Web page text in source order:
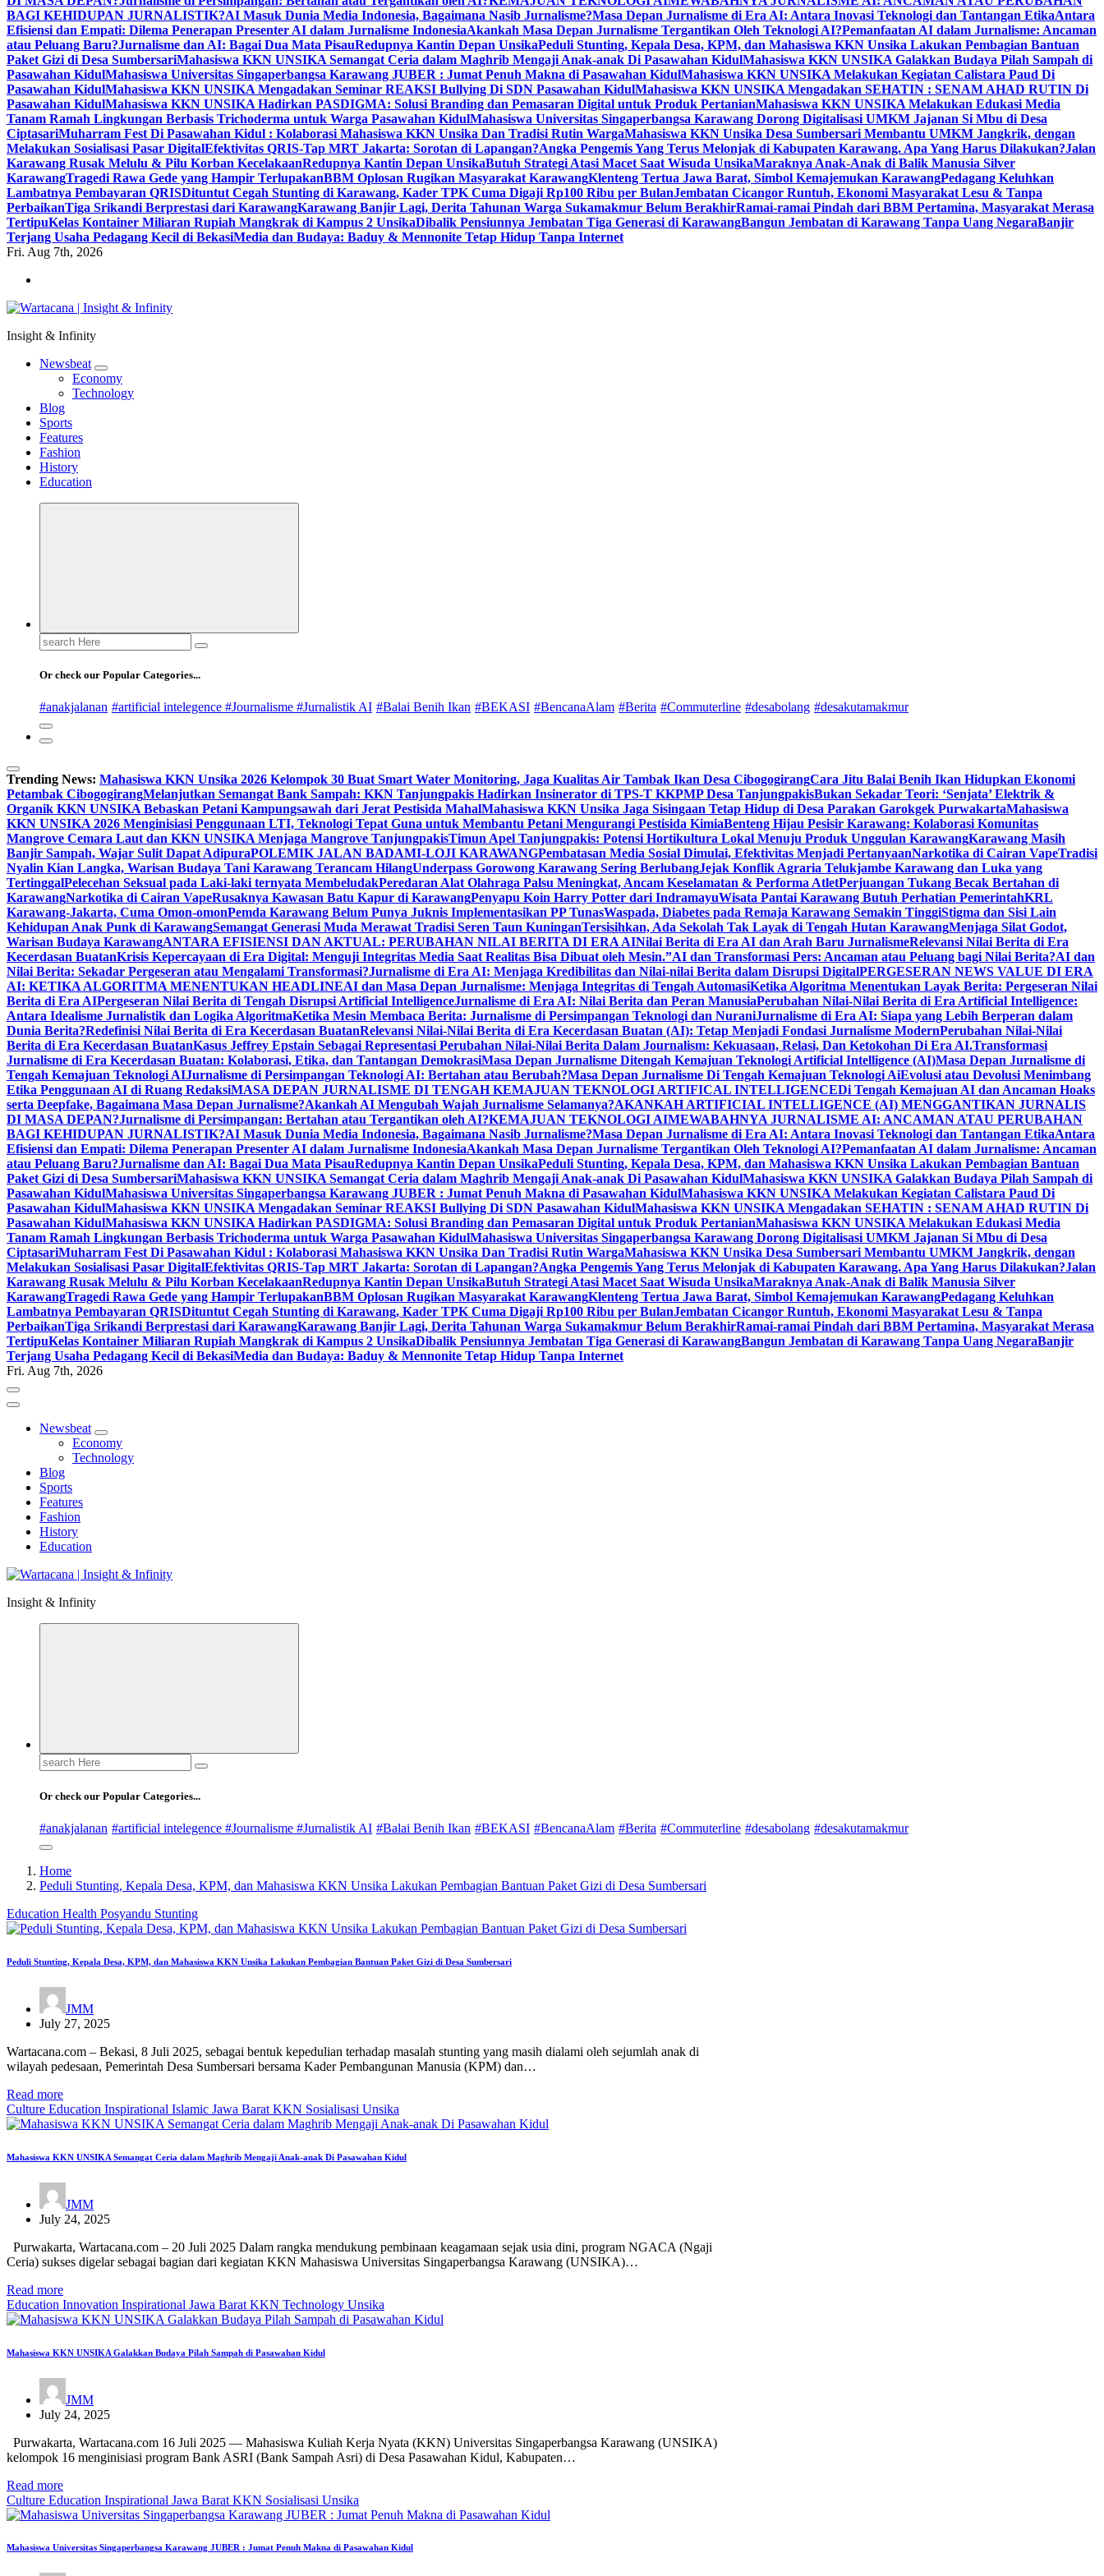
BAGI KEHIDUPAN JURNALISTIK?AI Masuk Dunia Media Indonesia, Bagaimana Nasib Jurnalisme?Masa Depan Jurnalisme di Era AI: Antara Inovasi Teknologi dan Tantangan EtikaAntara
Efisiensi dan Empati: Dilema Penerapan Presenter AI dalam Jurnalisme IndonesiaAkankah Masa Depan Jurnalisme Tergantikan Oleh Teknologi AI?Pemanfaatan AI dalam Jurnalisme: Ancaman
atau Peluang Baru?Jurnalisme dan AI: Bagai Dua Mata PisauRedupnya Kantin Depan UnsikaPeduli Stunting, Kepala Desa, KPM, dan Mahasiswa KKN Unsika Lakukan Pembagian Bantuan
Paket Gizi di Desa SumbersariMahasiswa KKN UNSIKA Semangat Ceria dalam Maghrib Mengaji Anak-anak Di Pasawahan KidulMahasiswa KKN UNSIKA Galakkan Budaya Pilah Sampah di
Pasawahan KidulMahasiswa Universitas Singaperbangsa Karawang JUBER : Jumat Penuh Makna di Pasawahan KidulMahasiswa KKN UNSIKA Melakukan Kegiatan Calistara Paud Di
Pasawahan KidulMahasiswa KKN UNSIKA Mengadakan Seminar REAKSI Bullying Di SDN Pasawahan KidulMahasiswa KKN UNSIKA Mengadakan SEHATIN : SENAM AHAD RUTIN Di
Pasawahan KidulMahasiswa KKN UNSIKA Hadirkan PASDIGMA: Solusi Branding dan Pemasaran Digital untuk Produk PertanianMahasiswa KKN UNSIKA Melakukan Edukasi Media
Tanam Ramah Lingkungan Berbasis Trichoderma untuk Warga Pasawahan KidulMahasiswa Universitas Singaperbangsa Karawang Dorong Digitalisasi UMKM Jajanan Si Mbu di Desa
CiptasariMuharram Fest Di Pasawahan Kidul : Kolaborasi Mahasiswa KKN Unsika Dan Tradisi Rutin WargaMahasiswa KKN Unsika Desa Sumbersari Membantu UMKM Jangkrik, dengan
Melakukan Sosialisasi Pasar DigitalEfektivitas QRIS-Tap MRT Jakarta: Sorotan di Lapangan?Angka Pengemis Yang Terus Melonjak di Kabupaten Karawang. Apa Yang Harus Dilakukan?Jalan
Karawang Rusak Melulu & Pilu Korban KecelakaanRedupnya Kantin Depan UnsikaButuh Strategi Atasi Macet Saat Wisuda UnsikaMaraknya Anak-Anak di Balik Manusia Silver
KarawangTragedi Rawa Gede yang Hampir TerlupakanBBM Oplosan Rugikan Masyarakat KarawangKlenteng Tertua Jawa Barat, Simbol Kemajemukan KarawangPedagang Keluhkan
Lambatnya Pembayaran QRISDituntut Cegah Stunting di Karawang, Kader TPK Cuma Digaji Rp100 Ribu per BulanJembatan Cicangor Runtuh, Ekonomi Masyarakat Lesu & Tanpa
PerbaikanTiga Srikandi Berprestasi dari KarawangKarawang Banjir Lagi, Derita Tahunan Warga Sukamakmur Belum BerakhirRamai-ramai Pindah dari BBM Pertamina, Masyarakat Merasa
TertipuKelas Kontainer Miliaran Rupiah Mangkrak di Kampus 2 UnsikaDibalik Pensiunnya Jembatan Tiga Generasi di KarawangBangun Jembatan di Karawang Tanpa Uang NegaraBanjir
Terjang Usaha Pedagang Kecil di BekasiMedia dan Budaya: Baduy & Mennonite Tetap Hidup Tanpa Internet
Fri. Aug 7th, 2026
Insight & Infinity
Newsbeat
Economy
Technology
Blog
Sports
Features
Fashion
History
Education
Search
for:
Or check our Popular Categories...
#anakjalanan #artificial intelegence #Journalisme #Jurnalistik AI #Balai Benih Ikan #BEKASI #BencanaAlam #Berita #Commuterline #desabolang #desakutamakmur
Trending News: Mahasiswa KKN Unsika 2026 Kelompok 30 Buat Smart Water Monitoring, Jaga Kualitas Air Tambak Ikan Desa CibogogirangCara Jitu Balai Benih Ikan Hidupkan Ekonomi
Petambak CibogogirangMelanjutkan Semangat Bank Sampah: KKN Tanjungpakis Hadirkan Insinerator di TPS-T KKPMP Desa TanjungpakisBukan Sekadar Teori: ‘Senjata’ Elektrik &
Organik KKN UNSIKA Bebaskan Petani Kampungsawah dari Jerat Pestisida MahalMahasiswa KKN Unsika Jaga Sisingaan Tetap Hidup di Desa Parakan Garokgek PurwakartaMahasiswa
KKN UNSIKA 2026 Menginisiasi Penggunaan LTI, Teknologi Tepat Guna untuk Membantu Petani Mengurangi Pestisida KimiaBenteng Hijau Pesisir Karawang: Kolaborasi Komunitas
Mangrove Cemara Laut dan KKN UNSIKA Menjaga Mangrove TanjungpakisTimun Apel Tanjungpakis: Potensi Hortikultura Lokal Menuju Produk Unggulan KarawangKarawang Masih
Banjir Sampah, Wajar Sulit Dapat AdipuraPOLEMIK JALAN BADAMI-LOJI KARAWANGPembatasan Media Sosial Dimulai, Efektivitas Menjadi PertanyaanNarkotika di Cairan VapeTradisi
Nyalin Kian Langka, Warisan Budaya Tani Karawang Terancam HilangUnderpass Gorowong Karawang Sering BerlubangJejak Konflik Agraria Telukjambe Karawang dan Luka yang
TertinggalPelecehan Seksual pada Laki-laki ternyata MembeludakPeredaran Alat Olahraga Palsu Meningkat, Ancam Keselamatan & Performa AtletPerjuangan Tukang Becak Bertahan di
KarawangNarkotika di Cairan VapeRusaknya Kawasan Batu Kapur di KarawangPenyapu Koin Harry Potter dari IndramayuWisata Pantai Karawang Butuh Perhatian PemerintahKRL
Karawang-Jakarta, Cuma Omon-omonPemda Karawang Belum Punya Juknis Implementasikan PP TunasWaspada, Diabetes pada Remaja Karawang Semakin TinggiStigma dan Sisi Lain
Kehidupan Anak Punk di KarawangSemangat Generasi Muda Merawat Tradisi Seren Taun KuninganTersisihkan, Ada Sekolah Tak Layak di Tengah Hutan KarawangMenjaga Silat Godot,
Warisan Budaya KarawangANTARA EFISIENSI DAN AKTUAL: PERUBAHAN NILAI BERITA DI ERA AINilai Berita di Era AI dan Arah Baru JurnalismeRelevansi Nilai Berita di Era
Kecerdasan BuatanKrisis Kepercayaan di Era Digital: Menguji Integritas Media Saat Realitas Bisa Dibuat oleh Mesin.”AI dan Transformasi Pers: Ancaman atau Peluang bagi Nilai Berita?AI dan
Nilai Berita: Sekadar Pergeseran atau Mengalami Transformasi?Jurnalisme di Era AI: Menjaga Kredibilitas dan Nilai-nilai Berita dalam Disrupsi DigitalPERGESERAN NEWS VALUE DI ERA
AI: KETIKA ALGORITMA MENENTUKAN HEADLINEAI dan Masa Depan Jurnalisme: Menjaga Integritas di Tengah AutomasiKetika Algoritma Menentukan Layak Berita: Pergeseran Nilai
Berita di Era AIPergeseran Nilai Berita di Tengah Disrupsi Artificial IntelligenceJurnalisme di Era AI: Nilai Berita dan Peran ManusiaPerubahan Nilai-Nilai Berita di Era Artificial Intelligence:
Antara Idealisme Jurnalistik dan Logika AlgoritmaKetika Mesin Membaca Berita: Jurnalisme di Persimpangan Teknologi dan NuraniJurnalisme di Era AI: Siapa yang Lebih Berperan dalam
Dunia Berita?Redefinisi Nilai Berita di Era Kecerdasan BuatanRelevansi Nilai-Nilai Berita di Era Kecerdasan Buatan (AI): Tetap Menjadi Fondasi Jurnalisme ModernPerubahan Nilai-Nilai
Berita di Era Kecerdasan BuatanKasus Jeffrey Epstain Sebagai Representasi Perubahan Nilai-Nilai Berita Dalam Journalism: Kekuasaan, Relasi, Dan Ketokohan Di Era AI.Transformasi
Jurnalisme di Era Kecerdasan Buatan: Kolaborasi, Etika, dan Tantangan DemokrasiMasa Depan Jurnalisme Ditengah Kemajuan Teknologi Artificial Intelligence (AI)Masa Depan Jurnalisme di
Tengah Kemajuan Teknologi AIJurnalisme di Persimpangan Teknologi AI: Bertahan atau Berubah?Masa Depan Jurnalisme Di Tengah Kemajuan Teknologi AiEvolusi atau Devolusi Menimbang
Etika Penggunaan AI di Ruang RedaksiMASA DEPAN JURNALISME DI TENGAH KEMAJUAN TEKNOLOGI ARTIFICAL INTELLIGENCEDi Tengah Kemajuan AI dan Ancaman Hoaks
serta Deepfake, Bagaimana Masa Depan Jurnalisme?Akankah AI Mengubah Wajah Jurnalisme Selamanya?AKANKAH ARTIFICIAL INTELLIGENCE (AI) MENGGANTIKAN JURNALIS
DI MASA DEPAN?Jurnalisme di Persimpangan: Bertahan atau Tergantikan oleh AI?KEMAJUAN TEKNOLOGI AIMEWABAHNYA JURNALISME AI: ANCAMAN ATAU PERUBAHAN
BAGI KEHIDUPAN JURNALISTIK?AI Masuk Dunia Media Indonesia, Bagaimana Nasib Jurnalisme?Masa Depan Jurnalisme di Era AI: Antara Inovasi Teknologi dan Tantangan EtikaAntara
Efisiensi dan Empati: Dilema Penerapan Presenter AI dalam Jurnalisme IndonesiaAkankah Masa Depan Jurnalisme Tergantikan Oleh Teknologi AI?Pemanfaatan AI dalam Jurnalisme: Ancaman
atau Peluang Baru?Jurnalisme dan AI: Bagai Dua Mata PisauRedupnya Kantin Depan UnsikaPeduli Stunting, Kepala Desa, KPM, dan Mahasiswa KKN Unsika Lakukan Pembagian Bantuan
Paket Gizi di Desa SumbersariMahasiswa KKN UNSIKA Semangat Ceria dalam Maghrib Mengaji Anak-anak Di Pasawahan KidulMahasiswa KKN UNSIKA Galakkan Budaya Pilah Sampah di
Pasawahan KidulMahasiswa Universitas Singaperbangsa Karawang JUBER : Jumat Penuh Makna di Pasawahan KidulMahasiswa KKN UNSIKA Melakukan Kegiatan Calistara Paud Di
Pasawahan KidulMahasiswa KKN UNSIKA Mengadakan Seminar REAKSI Bullying Di SDN Pasawahan KidulMahasiswa KKN UNSIKA Mengadakan SEHATIN : SENAM AHAD RUTIN Di
Pasawahan KidulMahasiswa KKN UNSIKA Hadirkan PASDIGMA: Solusi Branding dan Pemasaran Digital untuk Produk PertanianMahasiswa KKN UNSIKA Melakukan Edukasi Media
Tanam Ramah Lingkungan Berbasis Trichoderma untuk Warga Pasawahan KidulMahasiswa Universitas Singaperbangsa Karawang Dorong Digitalisasi UMKM Jajanan Si Mbu di Desa
CiptasariMuharram Fest Di Pasawahan Kidul : Kolaborasi Mahasiswa KKN Unsika Dan Tradisi Rutin WargaMahasiswa KKN Unsika Desa Sumbersari Membantu UMKM Jangkrik, dengan
Melakukan Sosialisasi Pasar DigitalEfektivitas QRIS-Tap MRT Jakarta: Sorotan di Lapangan?Angka Pengemis Yang Terus Melonjak di Kabupaten Karawang. Apa Yang Harus Dilakukan?Jalan
Karawang Rusak Melulu & Pilu Korban KecelakaanRedupnya Kantin Depan UnsikaButuh Strategi Atasi Macet Saat Wisuda UnsikaMaraknya Anak-Anak di Balik Manusia Silver
KarawangTragedi Rawa Gede yang Hampir TerlupakanBBM Oplosan Rugikan Masyarakat KarawangKlenteng Tertua Jawa Barat, Simbol Kemajemukan KarawangPedagang Keluhkan
Lambatnya Pembayaran QRISDituntut Cegah Stunting di Karawang, Kader TPK Cuma Digaji Rp100 Ribu per BulanJembatan Cicangor Runtuh, Ekonomi Masyarakat Lesu & Tanpa
PerbaikanTiga Srikandi Berprestasi dari KarawangKarawang Banjir Lagi, Derita Tahunan Warga Sukamakmur Belum BerakhirRamai-ramai Pindah dari BBM Pertamina, Masyarakat Merasa
TertipuKelas Kontainer Miliaran Rupiah Mangkrak di Kampus 2 UnsikaDibalik Pensiunnya Jembatan Tiga Generasi di KarawangBangun Jembatan di Karawang Tanpa Uang NegaraBanjir
Terjang Usaha Pedagang Kecil di BekasiMedia dan Budaya: Baduy & Mennonite Tetap Hidup Tanpa Internet
Fri. Aug 7th, 2026
Newsbeat
Economy
Technology
Blog
Sports
Features
Fashion
History
Education
Insight & Infinity
Search
for:
Or check our Popular Categories...
#anakjalanan #artificial intelegence #Journalisme #Jurnalistik AI #Balai Benih Ikan #BEKASI #BencanaAlam #Berita #Commuterline #desabolang #desakutamakmur
Home
Peduli Stunting, Kepala Desa, KPM, dan Mahasiswa KKN Unsika Lakukan Pembagian Bantuan Paket Gizi di Desa Sumbersari
Education Health Posyandu Stunting
Peduli Stunting, Kepala Desa, KPM, dan Mahasiswa KKN Unsika Lakukan Pembagian Bantuan Paket Gizi di Desa Sumbersari
JMM
July 27, 2025
Wartacana.com – Bekasi, 8 Juli 2025, sebagai bentuk kepedulian terhadap masalah stunting yang masih dialami oleh sejumlah anak di
wilayah pedesaan, Pemerintah Desa Sumbersari bersama Kader Pembangunan Manusia (KPM) dan…
Read more
Culture Education Inspirational Islamic Jawa Barat KKN Sosialisasi Unsika
Mahasiswa KKN UNSIKA Semangat Ceria dalam Maghrib Mengaji Anak-anak Di Pasawahan Kidul
JMM
July 24, 2025
Purwakarta, Wartacana.com – 20 Juli 2025 Dalam rangka mendukung pembinaan keagamaan sejak usia dini, program NGACA (Ngaji
Ceria) sukses digelar sebagai bagian dari kegiatan KKN Mahasiswa Universitas Singaperbangsa Karawang (UNSIKA)…
Read more
Education Innovation Inspirational Jawa Barat KKN Technology Unsika
Mahasiswa KKN UNSIKA Galakkan Budaya Pilah Sampah di Pasawahan Kidul
JMM
July 24, 2025
Purwakarta, Wartacana.com 16 Juli 2025 — Mahasiswa Kuliah Kerja Nyata (KKN) Universitas Singaperbangsa Karawang (UNSIKA)
kelompok 16 menginisiasi program Bank ASRI (Bank Sampah Asri) di Desa Pasawahan Kidul, Kabupaten…
Read more
Culture Education Inspirational Jawa Barat KKN Sosialisasi Unsika
Mahasiswa Universitas Singaperbangsa Karawang JUBER : Jumat Penuh Makna di Pasawahan Kidul